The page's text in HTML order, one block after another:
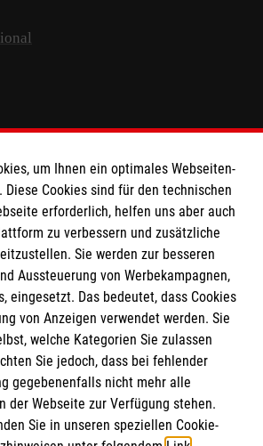
Hilfsdienst e.V.
0120 1201 2000 12
um Ihnen ein optimales Webseiten-
Diese Cookies sind für den technischen
erforderlich, helfen uns aber auch
zu verbessern und zusätzliche
Sie werden zur besseren
Aussteuerung von Werbekampagnen,
eingesetzt. Das bedeutet, dass Cookies
von Anzeigen verwendet werden. Sie
welche Kategorien Sie zulassen
Sie jedoch, dass bei fehlender
gegebenenfalls nicht mehr alle
der Webseite zur Verfügung stehen.
Sie in unseren speziellen Cookie-